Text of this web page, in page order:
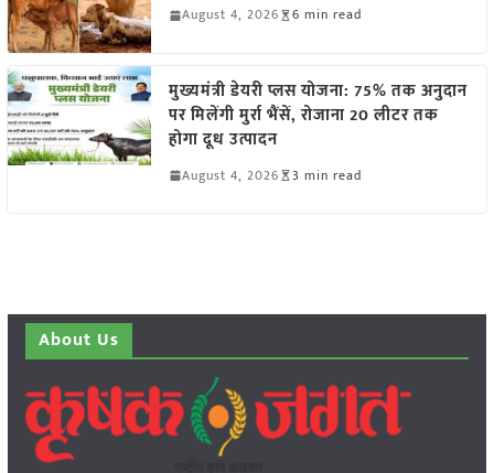
August 4, 2026 6 min read
मुख्यमंत्री डेयरी प्लस योजना: 75% तक अनुदान
पर मिलेंगी मुर्रा भैंसें, रोजाना 20 लीटर तक
होगा दूध उत्पादन
August 4, 2026 3 min read
About Us